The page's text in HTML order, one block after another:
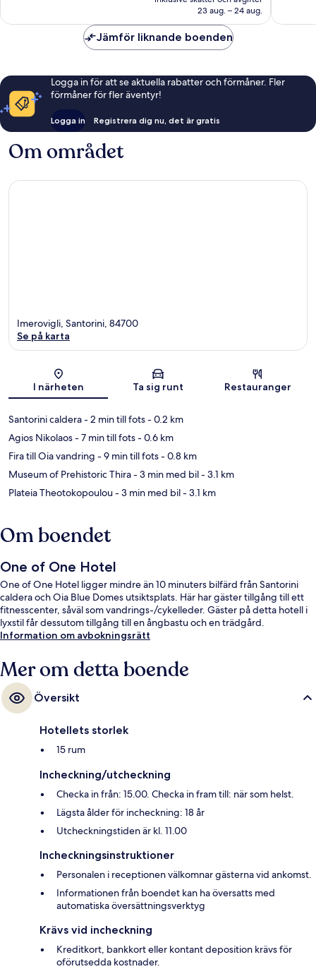
2 677 kr
23 aug. – 24 aug.
Jämför liknande boenden
Logga in för att se aktuella rabatter och förmåner. Fler
förmåner för fler äventyr!
Logga in Registrera dig nu, det är gratis
Om området
Karta
Imerovigli, Santorini, 84700
Se på karta
I närheten Ta sig runt Restauranger
Santorini caldera- 2 min till fots- 0.2 km
Agios Nikolaos- 7 min till fots- 0.6 km
Fira till Oia vandring - 9 min till fots- 0.8 km
Museum of Prehistoric Thira- 3 min med bil- 3.1 km
Plateia Theotokopoulou- 3 min med bil- 3.1 km
Om boendet
One of One Hotel
One of One Hotel ligger mindre än 10 minuters bilfärd från Santorini
caldera och Oia Blue Domes utsiktsplats. Här har gäster tillgång till ett
fitnesscenter, såväl som vandrings-/cykelleder. Gäster på detta hotell i
lyxstil får dessutom tillgång till en ångbastu och en trädgård.
Information om avbokningsrätt
Mer om detta boende
Översikt
Hotellets storlek
15 rum
Incheckning/utcheckning
Checka in från: 15.00. Checka in fram till: när som helst.
Lägsta ålder för incheckning: 18 år
Utcheckningstiden är kl. 11.00
Incheckningsinstruktioner
Personalen i receptionen välkomnar gästerna vid ankomst.
Informationen från boendet kan ha översatts med
automatiska översättningsverktyg
Krävs vid incheckning
Kreditkort, bankkort eller kontant deposition krävs för
oförutsedda kostnader.